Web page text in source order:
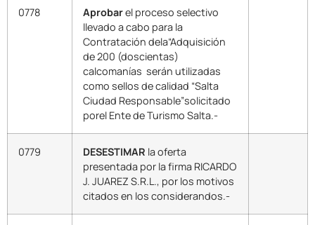
0778 Aprobarel proceso selectivo
llevado a cabo para la
Contratación dela“Adquisición
de 200 (doscientas)
calcomanías serán utilizadas
como sellos de calidad “Salta
Ciudad Responsable”solicitado
porel Ente de Turismo Salta.-
0779 DESESTIMAR la oferta
presentada por la firma RICARDO
J. JUAREZ S.R.L., por los motivos
citados en los considerandos.-